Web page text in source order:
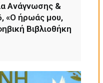
Ανάγνωσης &
«Ο ήρωάς μου,
Βιβλιοθήκη